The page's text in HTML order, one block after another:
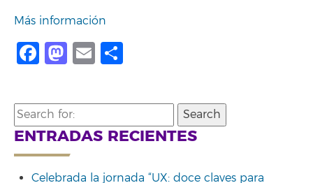
Más información
Facebook
Mastodon
Email
Search
for:
ENTRADAS RECIENTES
Celebrada la jornada “UX: doce claves para